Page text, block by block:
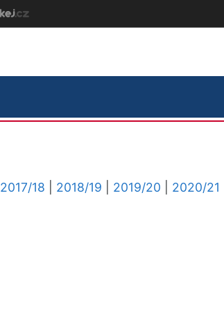
2017/18 2018/19 2019/20
2020/21